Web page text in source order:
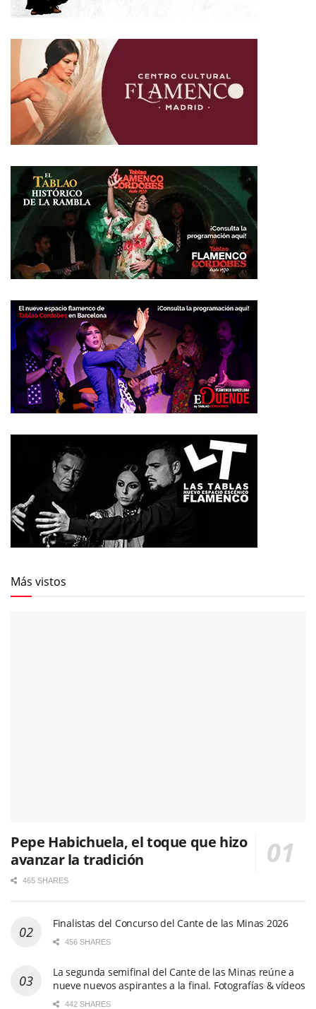
Más vistos
Pepe Habichuela, el toque que hizo
avanzar la tradición
465 SHARES
Finalistas del Concurso del Cante de las Minas 2026
456 SHARES
La segunda semifinal del Cante de las Minas reúne a
nueve nuevos aspirantes a la final. Fotografías & vídeos
442 SHARES